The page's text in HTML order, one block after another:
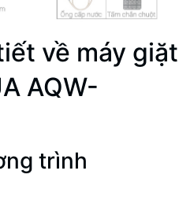
về máy giặt
AQW-
trình